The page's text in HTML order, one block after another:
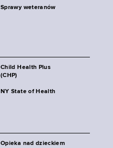
Sprawy weteranów
Child Health Plus
(CHP)
NY State of Health
Opieka nad dzieckiem